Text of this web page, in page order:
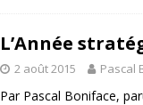
L’Année
2 août 2015 Pascal
Par Pascal Boniface,